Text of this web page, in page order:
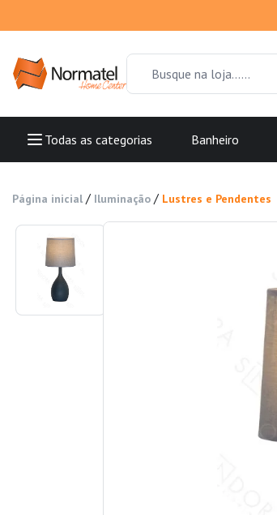
Todas as categorias Banheiro
Página inicial / Iluminação / Lustres e Pendentes